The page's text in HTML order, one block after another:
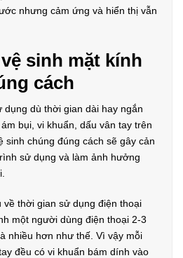
nhưng cảm ứng và hiển thị vẫn
sinh mặt kính
cách
dù thời gian dài hay ngắn
bụi, vi khuẩn, dấu vân tay trên
sinh chúng đúng cách sẽ gây cản
sử dụng và làm ảnh hưởng
thời gian sử dụng điện thoại
một người dùng điện thoại 2-3
nhiều hơn như thế. Vì vậy mỗi
đều có vi khuẩn bám dính vào